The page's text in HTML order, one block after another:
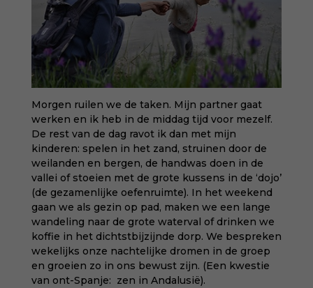
Morgen ruilen we de taken. Mijn partner gaat
werken en ik heb in de middag tijd voor mezelf.
De rest van de dag ravot ik dan met mijn
kinderen: spelen in het zand, struinen door de
weilanden en bergen, de handwas doen in de
vallei of stoeien met de grote kussens in de ‘dojo’
(de gezamenlijke oefenruimte). In het weekend
gaan we als gezin op pad, maken we een lange
wandeling naar de grote waterval of drinken we
koffie in het dichtstbijzijnde dorp. We bespreken
wekelijks onze nachtelijke dromen in de groep
en groeien zo in ons bewust zijn. (Een kwestie
van ont-Spanje: zen in Andalusië).